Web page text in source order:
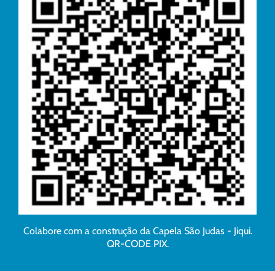
Colabore com a construção da Capela São Judas - Jiqui.
QR-CODE PIX.